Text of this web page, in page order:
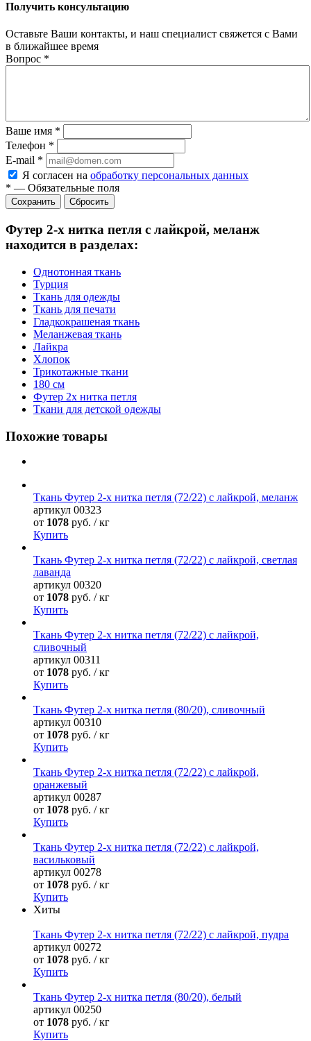
Получить консультацию
Оставьте Ваши контакты, и наш специалист свяжется с Вами
в ближайшее время
Вопрос *
Ваше имя *
Телефон *
E-mail *
Я согласен на обработку персональных данных
* — Обязательные поля
Сбросить
Футер 2-х нитка петля с лайкрой, меланж
находится в разделах:
Однотонная ткань
Турция
Ткань для одежды
Ткань для печати
Гладкокрашеная ткань
Меланжевая ткань
Лайкра
Хлопок
Трикотажные ткани
180 см
Футер 2х нитка петля
Ткани для детской одежды
Похожие товары
Ткань Футер 2-х нитка петля (72/22) с лайкрой, меланж
артикул 00323
от 1078 руб. / кг
Купить
Ткань Футер 2-х нитка петля (72/22) с лайкрой, светлая
лаванда
артикул 00320
от 1078 руб. / кг
Купить
Ткань Футер 2-х нитка петля (72/22) с лайкрой,
сливочный
артикул 00311
от 1078 руб. / кг
Купить
Ткань Футер 2-х нитка петля (80/20), сливочный
артикул 00310
от 1078 руб. / кг
Купить
Ткань Футер 2-х нитка петля (72/22) с лайкрой,
оранжевый
артикул 00287
от 1078 руб. / кг
Купить
Ткань Футер 2-х нитка петля (72/22) с лайкрой,
васильковый
артикул 00278
от 1078 руб. / кг
Купить
Хиты
Ткань Футер 2-х нитка петля (72/22) с лайкрой, пудра
артикул 00272
от 1078 руб. / кг
Купить
Ткань Футер 2-х нитка петля (80/20), белый
артикул 00250
от 1078 руб. / кг
Купить